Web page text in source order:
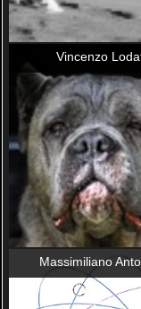
Vincenzo
Massimiliano